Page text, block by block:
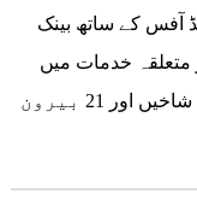
آفس کے ساتھ بینک
متعلقہ خدمات میں
مصروف ہے۔ بینک کی پاکستان میں 1,514 شاخیں اور 21 بیرون